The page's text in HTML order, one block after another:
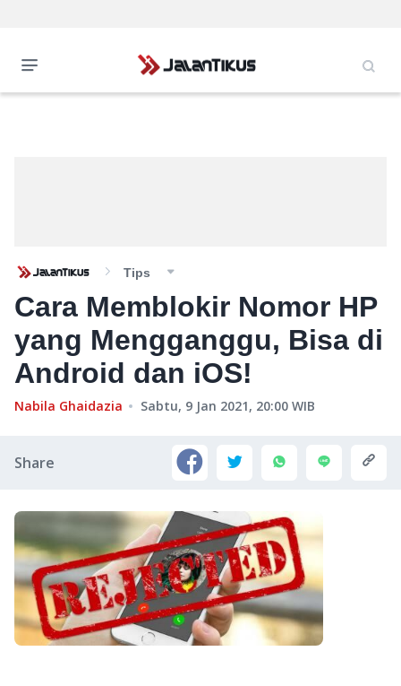
Tips
Cara Memblokir Nomor HP
yang Mengganggu, Bisa di
Android dan iOS!
Nabila Ghaidazia Sabtu, 9 Jan 2021, 20:00 WIB
Share